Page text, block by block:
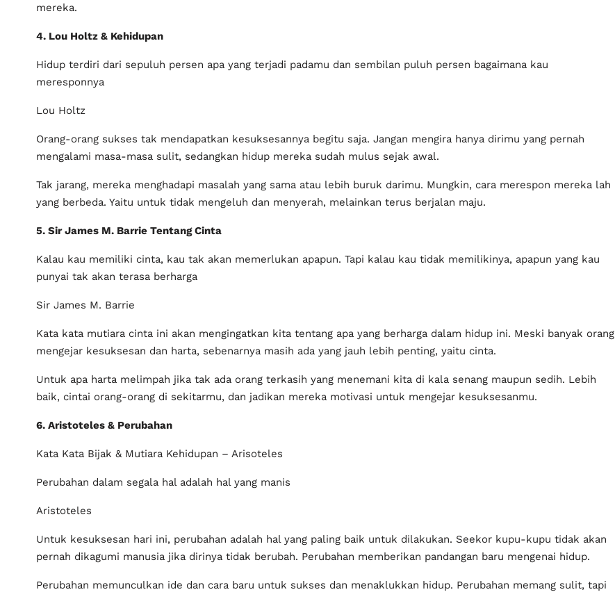
mereka.
4. Lou Holtz & Kehidupan
Hidup terdiri dari sepuluh persen apa yang terjadi padamu dan sembilan puluh persen bagaimana kau
meresponnya
Lou Holtz
Orang-orang sukses tak mendapatkan kesuksesannya begitu saja. Jangan mengira hanya dirimu yang pernah
mengalami masa-masa sulit, sedangkan hidup mereka sudah mulus sejak awal.
Tak jarang, mereka menghadapi masalah yang sama atau lebih buruk darimu. Mungkin, cara merespon mereka lah
yang berbeda. Yaitu untuk tidak mengeluh dan menyerah, melainkan terus berjalan maju.
5. Sir James M. Barrie Tentang Cinta
Kalau kau memiliki cinta, kau tak akan memerlukan apapun. Tapi kalau kau tidak memilikinya, apapun yang kau
punyai tak akan terasa berharga
Sir James M. Barrie
Kata kata mutiara cinta ini akan mengingatkan kita tentang apa yang berharga dalam hidup ini. Meski banyak orang
mengejar kesuksesan dan harta, sebenarnya masih ada yang jauh lebih penting, yaitu cinta.
Untuk apa harta melimpah jika tak ada orang terkasih yang menemani kita di kala senang maupun sedih. Lebih
baik, cintai orang-orang di sekitarmu, dan jadikan mereka motivasi untuk mengejar kesuksesanmu.
6. Aristoteles & Perubahan
Kata Kata Bijak & Mutiara Kehidupan – Arisoteles
Perubahan dalam segala hal adalah hal yang manis
Aristoteles
Untuk kesuksesan hari ini, perubahan adalah hal yang paling baik untuk dilakukan. Seekor kupu-kupu tidak akan
pernah dikagumi manusia jika dirinya tidak berubah. Perubahan memberikan pandangan baru mengenai hidup.
Perubahan memunculkan ide dan cara baru untuk sukses dan menaklukkan hidup. Perubahan memang sulit, tapi